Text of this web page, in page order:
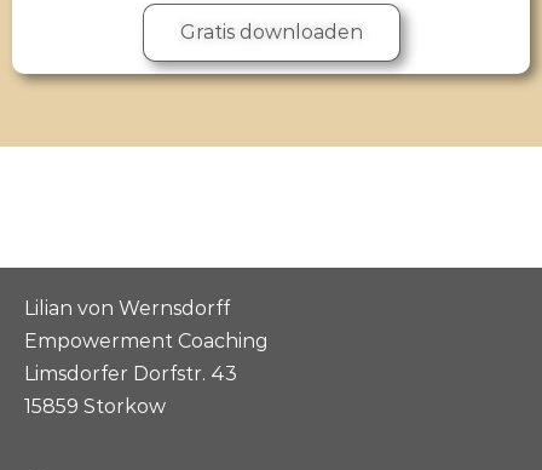
Gratis downloaden
Lilian von Wernsdorff
Empowerment Coaching
Limsdorfer Dorfstr. 43
15859 Storkow